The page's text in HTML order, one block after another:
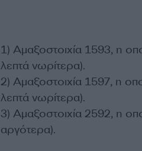
1) Αμαξοστοιχία 1593, η
λεπτά νωρίτερα).
2) Αμαξοστοιχία 1597, η
λεπτά νωρίτερα).
3) Αμαξοστοιχία 2592, η
αργότερα).